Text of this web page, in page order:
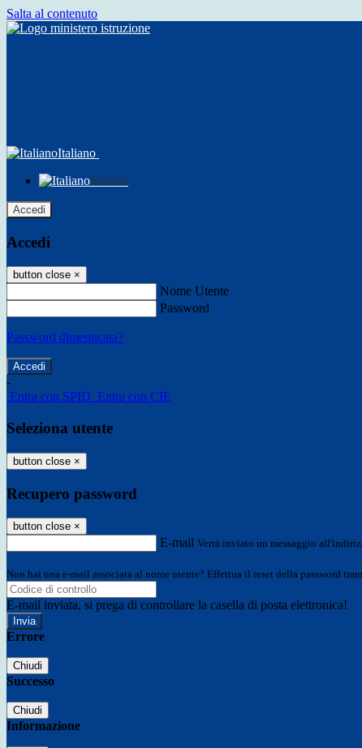
Salta al contenuto
Italiano
Italiano
Accedi
Accedi
button close ×
Nome Utente
Password
Password dimenticata?
-
Entra con SPID Entra con CIE
Seleziona utente
button close ×
Recupero password
button close ×
E-mail Verrà inviato un messaggio
Non hai una e-mail associata al nome utente? Effettua il reset della password
E-mail inviata, si prega di controllare la casella di posta elettronica!
Errore
Chiudi
Successo
Chiudi
Informazione